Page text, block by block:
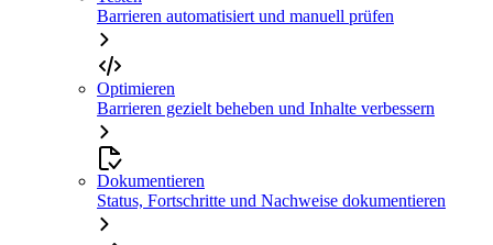
Barrieren automatisiert und manuell prüfen
Optimieren
Barrieren gezielt beheben und Inhalte verbessern
Dokumentieren
Status, Fortschritte und Nachweise dokumentieren